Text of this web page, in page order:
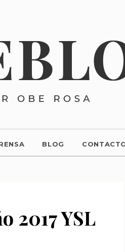
BLOG
2017 YSL